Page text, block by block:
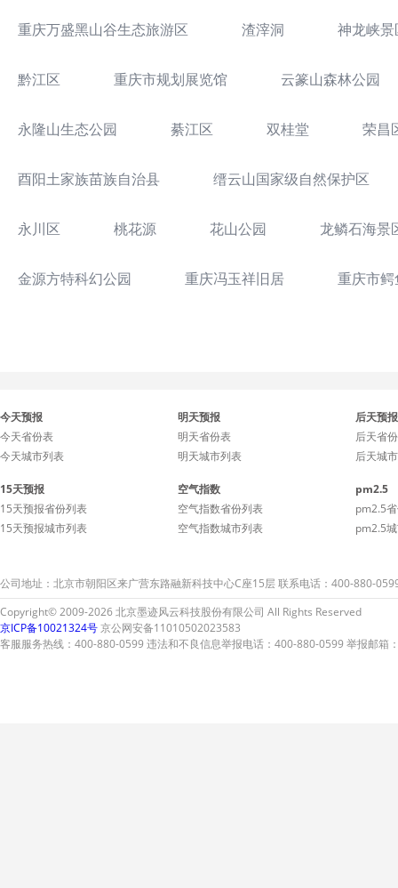
重庆万盛黑山谷生态旅游区 渣滓洞 神龙峡景
黔江区 重庆市规划展览馆 云篆山森林公园
永隆山生态公园 綦江区 双桂堂 荣昌
酉阳土家族苗族自治县 缙云山国家级自然保护区
永川区 桃花源 花山公园 龙鳞石海景
金源方特科幻公园 重庆冯玉祥旧居 重庆市
今天预报
今天省份表
今天城市列表
明天预报
明天省份表
明天城市列表
后天预报
后天省
后天城
15天预报
15天预报省份列表
15天预报城市列表
空气指数
空气指数省份列表
空气指数城市列表
pm2.5
pm2.5
pm2.5
公司地址：北京市朝阳区来广营东路融新科技中心C座15层 联系电话：400-880-
Copyright© 2009-2026 北京墨迹风云科技股份有限公司 All Rights Reserved
京ICP备10021324号京公网安备11010502023583
客服服务热线：400-880-0599 违法和不良信息举报电话：400-880-0599 举报邮箱